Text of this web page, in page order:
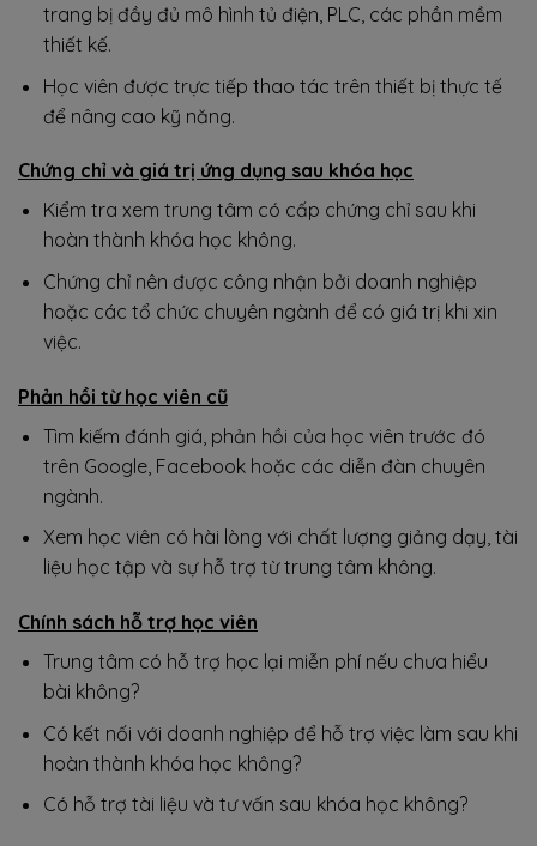
trang bị đầy đủ mô hình tủ điện, PLC, các phần mềm
thiết kế.
Học viên được trực tiếp thao tác trên thiết bị thực tế
để nâng cao kỹ năng.
Chứng chỉ và giá trị ứng dụng sau khóa học
Kiểm tra xem trung tâm có cấp chứng chỉ sau khi
hoàn thành khóa học không.
Chứng chỉ nên được công nhận bởi doanh nghiệp
hoặc các tổ chức chuyên ngành để có giá trị khi xin
việc.
Phản hồi từ học viên cũ
Tìm kiếm đánh giá, phản hồi của học viên trước đó
trên Google, Facebook hoặc các diễn đàn chuyên
ngành.
Xem học viên có hài lòng với chất lượng giảng dạy, tài
liệu học tập và sự hỗ trợ từ trung tâm không.
Chính sách hỗ trợ học viên
Trung tâm có hỗ trợ học lại miễn phí nếu chưa hiểu
bài không?
Có kết nối với doanh nghiệp để hỗ trợ việc làm sau khi
hoàn thành khóa học không?
Có hỗ trợ tài liệu và tư vấn sau khóa học không?